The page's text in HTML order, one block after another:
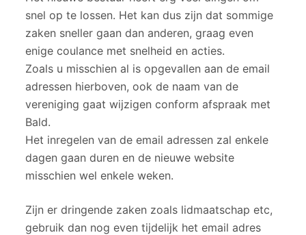
snel op te lossen. Het kan dus zijn dat sommige
zaken sneller gaan dan anderen, graag even
enige coulance met snelheid en acties.
Zoals u misschien al is opgevallen aan de email
adressen hierboven, ook de naam van de
vereniging gaat wijzigen conform afspraak met
Bald.
Het inregelen van de email adressen zal enkele
dagen gaan duren en de nieuwe website
misschien wel enkele weken.
Zijn er dringende zaken zoals lidmaatschap etc,
gebruik dan nog even tijdelijk het email adres